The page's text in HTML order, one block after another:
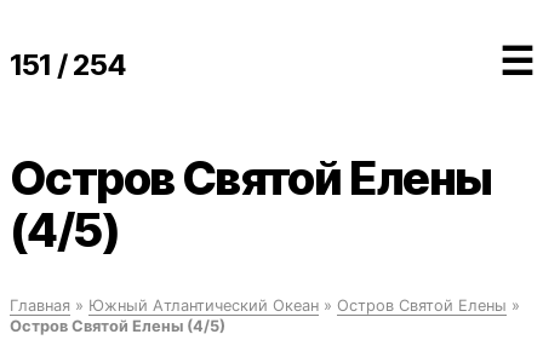
151 / 254 ☰
Остров Святой Елены
(4/5)
Главная » Южный Атлантический Океан » Остров Святой Елены »
Остров Святой Елены (4/5)